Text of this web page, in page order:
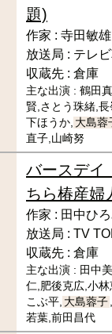
題)
作家 : 寺田敏雄
放送局 : テレ
収蔵先 : 倉庫
主な出演 : 鶴田
賢,さとう珠緒,
下ほうか, 大島蓉
直子,山崎努
バースデ
ちら椿産婦
作家 : 田中ひ
放送局 : TV
収蔵先 : 倉庫
主な出演 : 田中
仁,肥後克広,小
こぶ平, 大島蓉子
若葉,前田昌代